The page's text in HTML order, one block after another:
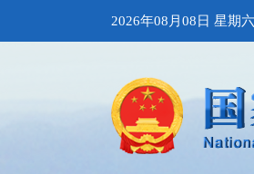
2026年08月08日 星期六